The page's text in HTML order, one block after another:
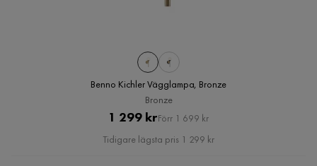
Benno Kichler Vägglampa, Bronze
Bronze
Pris
1 299 krOriginal
Pris
Förr 1 699 kr
Tidigare lägsta pris 1 299 kr